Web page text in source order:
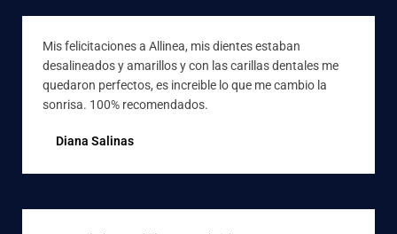
Mis felicitaciones a Allinea, mis dientes estaban
desalineados y amarillos y con las carillas dentales me
quedaron perfectos, es increible lo que me cambio la
sonrisa. 100% recomendados.
Diana Salinas